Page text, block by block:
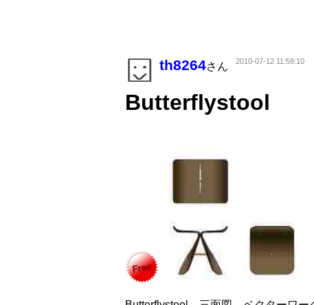
th8264さん 2010-07-12 11:59:10
Butterflystool